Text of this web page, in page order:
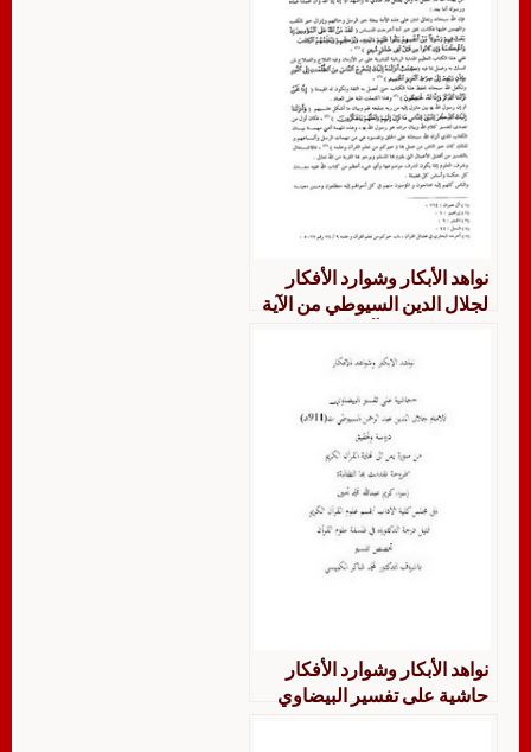
نواهد الأبكار وشوارد الأفكار
لجلال الدين السيوطي من الآية
نواهد الأبكار وشوارد الأفكار
حاشية على تفسير البيضاوي